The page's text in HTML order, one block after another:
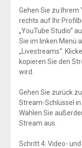
Gehen Sie zu Ihrem
rechts auf Ihr
„YouTube Studio“
Sie im linken Menü
„Livestreams“.
kopieren Sie den
wird.
Gehen Sie zurück
Stream-Schlüssel in
Wählen Sie
Stream aus.
Schritt 4: Video-